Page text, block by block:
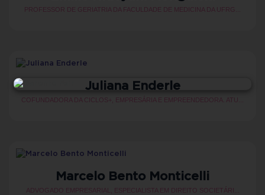
PROFESSOR DE GERIATRIA DA FACULDADE DE MEDICINA DA UFRG...
Juliana Enderle
COFUNDADORA DA CICLOS+, EMPRESÁRIA E EMPREENDEDORA. ATU...
Marcelo Bento Monticelli
ADVOGADO EMPRESARIAL, ESPECIALISTA EM DIREITO SOCIETÁRI...